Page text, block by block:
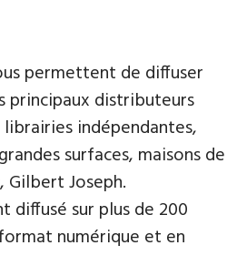
permettent de diffuser
principaux distributeurs
indépendantes,
surfaces, maisons de
Gilbert Joseph.
diffusé sur plus de 200
numérique et en